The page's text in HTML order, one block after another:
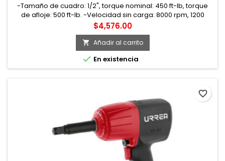
-Tamaño de cuadro: 1/2", torque nominal: 450 ft-lb, torque
de afloje: 500 ft-lb. -Velocidad sin carga: 8000 rpm, 1200
impactos por minuto. -Presión de trabajo: 90 psi, entrada de
aire: 1/4 NPT, consumo de aire: 4.3 CFM. -Mecanismo JUMBO
HAMMER, carcasa de composite. -Peso: 1.11 kg. -Se usa para
apretar o aflojar tornillos y tuercas.
Precio
$4,576.00
 Añadir al carrito
 En existencia
favorite_border